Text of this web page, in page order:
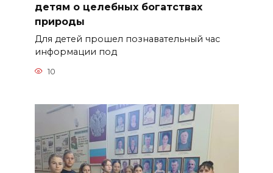
детям о целебных богатствах
природы
Для детей прошел познавательный час
информации под
10